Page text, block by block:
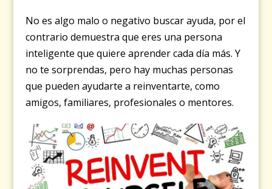
No es algo malo o negativo buscar ayuda, por el
contrario demuestra que eres una persona
inteligente que quiere aprender cada día más. Y
no te sorprendas, pero hay muchas personas
que pueden ayudarte a reinventarte, como
amigos, familiares, profesionales o mentores.